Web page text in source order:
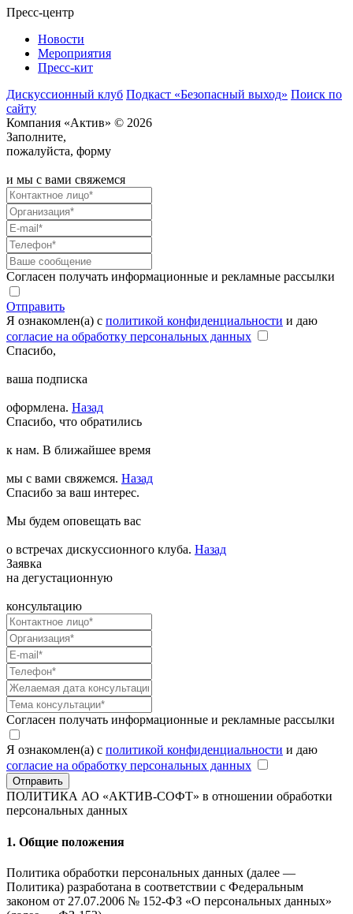
Пресс-центр
Новости
Мероприятия
Пресс-кит
Дискуссионный клуб Подкаст «Безопасный выход» Поиск по
сайту
Компания «Актив» © 2026
Заполните,
пожалуйста, форму
и мы с вами свяжемся
Согласен получать информационные и рекламные рассылки
Отправить
Я ознакомлен(а) с политикой конфиденциальности и даю
согласие на обработку персональных данных
Спасибо,
ваша подписка
оформлена. Назад
Спасибо, что обратились
к нам. В ближайшее время
мы с вами свяжемся. Назад
Спасибо за ваш интерес.
Мы будем оповещать вас
о встречах дискуссионного клуба. Назад
Заявка
на дегустационную
консультацию
Согласен получать информационные и рекламные рассылки
Я ознакомлен(а) с политикой конфиденциальности и даю
согласие на обработку персональных данных
Отправить
ПОЛИТИКА АО «АКТИВ-СОФТ» в отношении обработки
персональных данных
1. Общие положения
Политика обработки персональных данных (далее —
Политика) разработана в соответствии с Федеральным
законом от 27.07.2006 № 152-ФЗ «О персональных данных»